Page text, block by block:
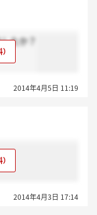
たか？
2014年4月5日 11:19
2014年4月3日 17:14